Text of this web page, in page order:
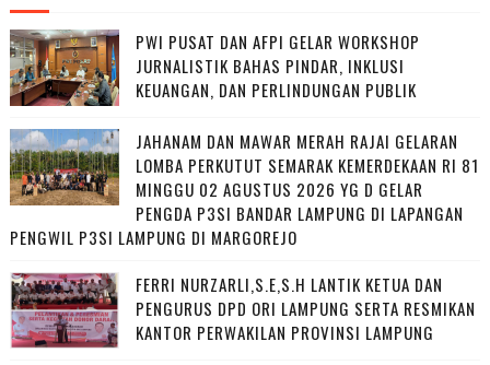
PWI PUSAT DAN AFPI GELAR WORKSHOP
JURNALISTIK BAHAS PINDAR, INKLUSI
KEUANGAN, DAN PERLINDUNGAN PUBLIK
JAHANAM DAN MAWAR MERAH RAJAI GELARAN
LOMBA PERKUTUT SEMARAK KEMERDEKAAN RI 81
MINGGU 02 AGUSTUS 2026 YG D GELAR
PENGDA P3SI BANDAR LAMPUNG DI LAPANGAN
PENGWIL P3SI LAMPUNG DI MARGOREJO
FERRI NURZARLI,S.E,S.H LANTIK KETUA DAN
PENGURUS DPD ORI LAMPUNG SERTA RESMIKAN
KANTOR PERWAKILAN PROVINSI LAMPUNG